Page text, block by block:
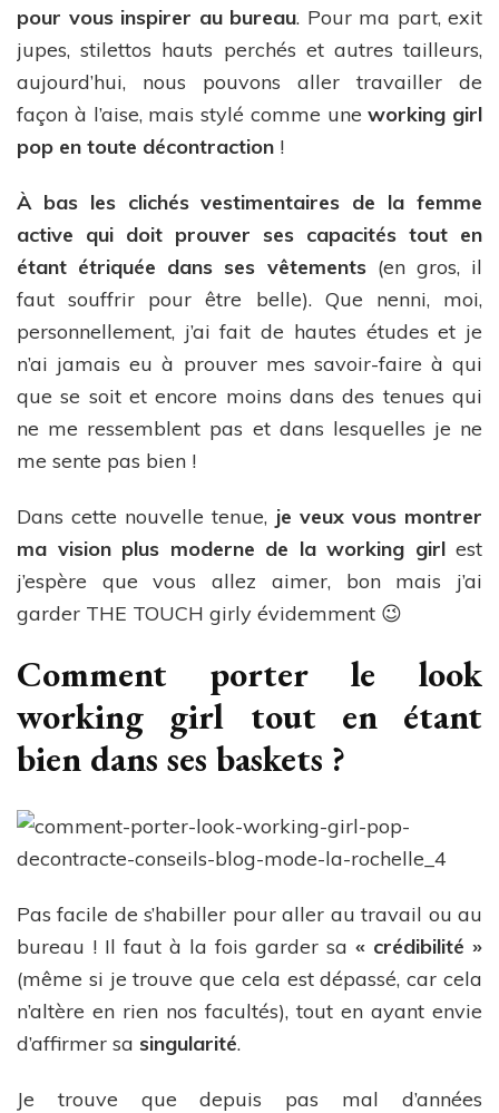
pour vous inspirer au bureau. Pour ma part, exit
jupes, stilettos hauts perchés et autres tailleurs,
aujourd’hui, nous pouvons aller travailler de
façon à l’aise, mais stylé comme uneworking girl
pop en toute décontraction !
À bas les clichés vestimentaires de la femme
active qui doit prouver ses capacités tout en
étant étriquée dans ses vêtements(en gros, il
faut souffrir pour être belle). Que nenni, moi,
personnellement, j’ai fait de hautes études et je
n’ai jamais eu à prouver mes savoir-faire à qui
que se soit et encore moins dans des tenues qui
ne me ressemblent pas et dans lesquelles je ne
me sente pas bien !
Dans cette nouvelle tenue, je veux vous montrer
ma vision plus moderne de la working girlest
j’espère que vous allez aimer, bon mais j’ai
garder THE TOUCH girly évidemment 😉
Comment porter le look
working girl tout en étant
bien dans ses baskets ?
Pas facile de s’habiller pour aller au travail ou au
bureau ! Il faut à la fois garder sa « crédibilité »
(même si je trouve que cela est dépassé, car cela
n’altère en rien nos facultés), tout en ayant envie
d’affirmer sa singularité.
Je trouve que depuis pas mal d’années